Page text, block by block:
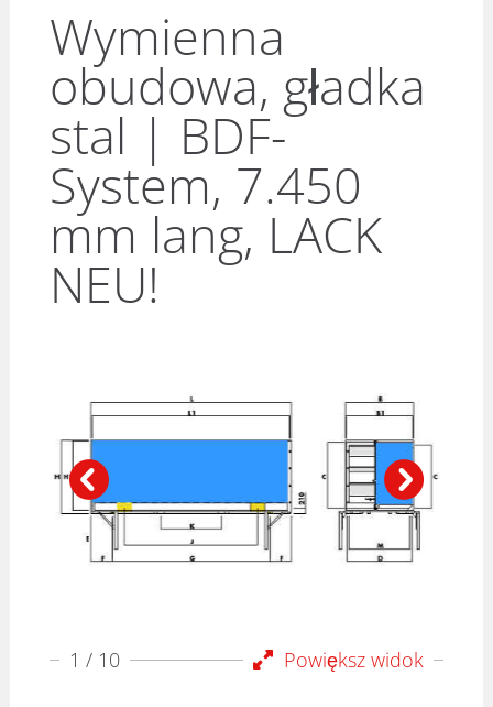
Wymienna
obudowa, gładka
stal | BDF-
System, 7.450
mm lang, LACK
NEU!
Powiększ widok
1 / 10